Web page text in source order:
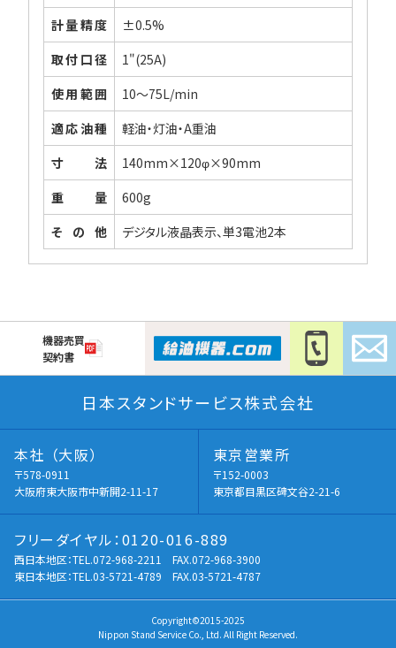
計量精度
±0.5%
取付口径
1"(25A)
使用範囲
10～75L/min
適応油種
軽油・灯油・A重油
寸法
140mm×120φ×90mm
重量
600g
その他
デジタル液晶表示、単3電池2本
機器売買
契約書
日本スタンドサービス株式会社
本社 （大阪）
〒578-0911
大阪府東大阪市中新開2-11-17
東京営業所
〒152-0003
東京都目黒区碑文谷2-21-6
フリーダイヤル：0120-016-889
西日本地区：TEL.072-968-2211
FAX.072-968-3900
東日本地区：TEL.03-5721-4789 FAX.03-5721-4787
Copyright©2015-2025
Nippon Stand Service Co., Ltd. All Right Reserved.